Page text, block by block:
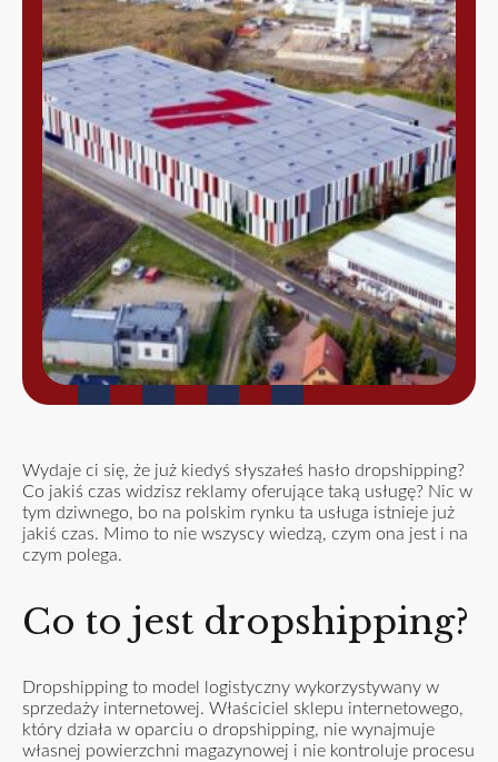
Wydaje ci się, że już kiedyś słyszałeś hasło dropshipping?
Co jakiś czas widzisz reklamy oferujące taką usługę? Nic w
tym dziwnego, bo na polskim rynku ta usługa istnieje już
jakiś czas. Mimo to nie wszyscy wiedzą, czym ona jest i na
czym polega.
Co to jest dropshipping?
Dropshipping to model logistyczny wykorzystywany w
sprzedaży internetowej. Właściciel sklepu internetowego,
który działa w oparciu o dropshipping, nie wynajmuje
własnej powierzchni magazynowej i nie kontroluje procesu